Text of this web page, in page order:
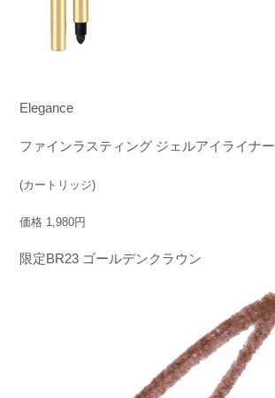
Elegance
ファインラスティング ジェルアイライナー
(カートリッジ)
価格 1,980円
限定BR23 ゴールデンクラウン